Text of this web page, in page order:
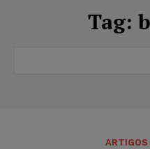
Tag:
ARTIGOS